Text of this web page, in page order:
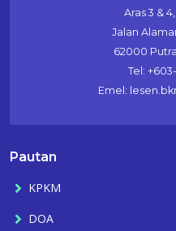
Aras 3 &
Jalan
62000
Tel:
Emel:
Pautan
KPKM
DOA